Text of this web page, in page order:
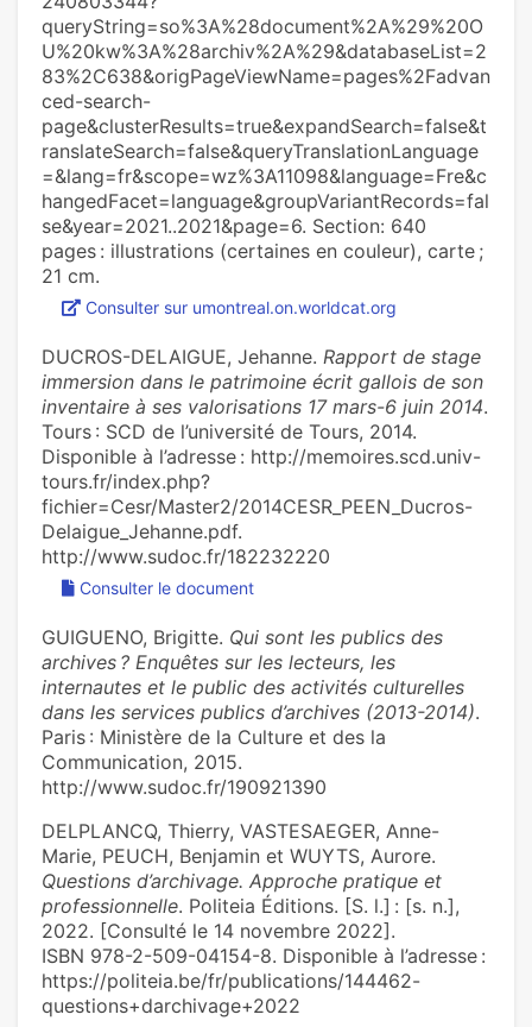
queryString=so%3A%28document%2A%29%20O
U%20kw%3A%28archiv%2A%29&databaseList=2
83%2C638&origPageViewName=pages%2Fadvan
ced-search-
page&clusterResults=true&expandSearch=false&t
ranslateSearch=false&queryTranslationLanguage
=&lang=fr&scope=wz%3A11098&language=Fre&c
hangedFacet=language&groupVariantRecords=fal
se&year=2021..2021&page=6. Section: 640
pages : illustrations (certaines en couleur), carte ;
21 cm.
Consulter sur umontreal.on.worldcat.org
DUCROS-DELAIGUE, Jehanne. Rapport de stage
immersion dans le patrimoine écrit gallois de son
inventaire à ses valorisations 17 mars-6 juin 2014.
Tours : SCD de l’université de Tours, 2014.
Disponible à l’adresse : http://memoires.scd.univ-
tours.fr/index.php?
fichier=Cesr/Master2/2014CESR_PEEN_Ducros-
Delaigue_Jehanne.pdf.
http://www.sudoc.fr/182232220
Consulter le document
GUIGUENO, Brigitte. Qui sont les publics des
archives ? Enquêtes sur les lecteurs, les
internautes et le public des activités culturelles
dans les services publics d’archives (2013-2014).
Paris : Ministère de la Culture et des la
Communication, 2015.
http://www.sudoc.fr/190921390
DELPLANCQ, Thierry, VASTESAEGER, Anne-
Marie, PEUCH, Benjamin et WUYTS, Aurore.
Questions d’archivage. Approche pratique et
professionnelle. Politeia Éditions. [S. l.] : [s. n.],
2022. [Consulté le 14 novembre 2022].
ISBN 978-2-509-04154-8. Disponible à l’adresse :
https://politeia.be/fr/publications/144462-
questions+darchivage+2022